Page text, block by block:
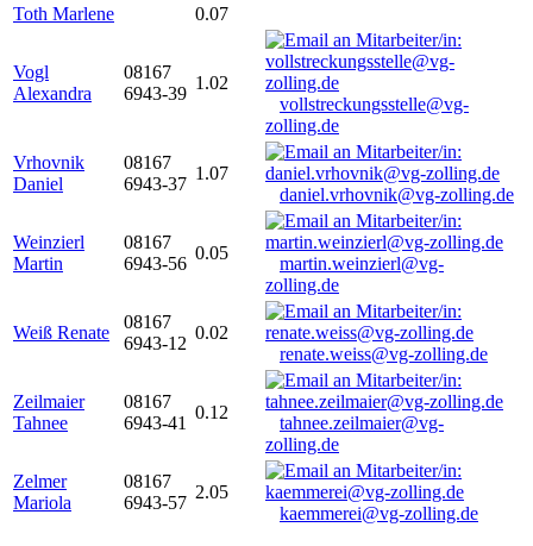
Toth Marlene
0.07
Vogl
Alexandra
08167
6943-39
1.02
vollstreckungsstelle@vg-
zolling.de
Vrhovnik
Daniel
08167
6943-37
1.07
daniel.vrhovnik@vg-zolling.de
Weinzierl
Martin
08167
6943-56
0.05
martin.weinzierl@vg-
zolling.de
Weiß Renate
08167
6943-12
0.02
renate.weiss@vg-zolling.de
Zeilmaier
Tahnee
08167
6943-41
0.12
tahnee.zeilmaier@vg-
zolling.de
Zelmer
Mariola
08167
6943-57
2.05
kaemmerei@vg-zolling.de